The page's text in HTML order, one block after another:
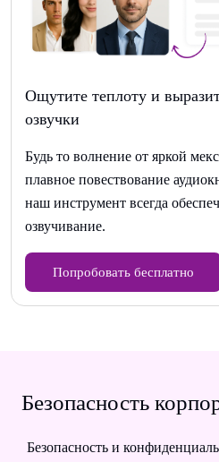
Ощутите теплоту и
озвучки
Будь то волнение от яркой
плавное повествование
наш инструмент всегда
озвучивание.
Попробовать бесплатно
Безопасность
Безопасность и